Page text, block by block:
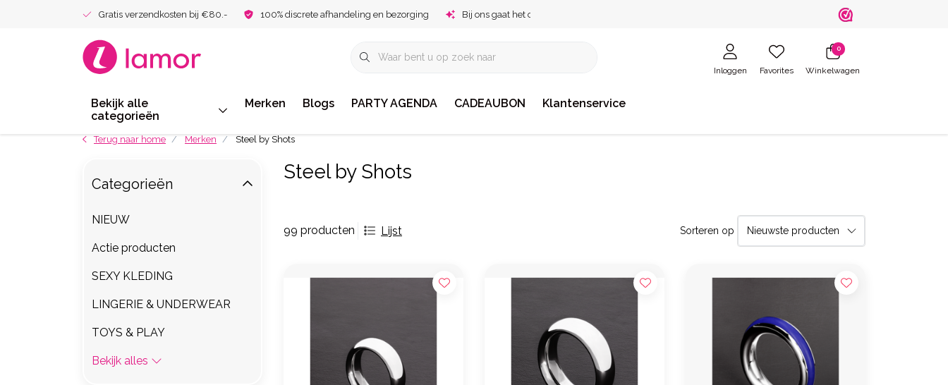
Gratis verzendkosten bij €80.- 100% discrete afhandeling en bezorging Bij ons gaat het om jou!
Inloggen Favorites
0
Winkelwagen
Bekijk alle
categorieën
Merken Blogs PARTY AGENDA CADEAUBON Klantenservice
Terug naar home Merken Steel by Shots
Steel by Shots
99 producten Lijst Sorteren op
Categorieën
NIEUW
Actie producten
SEXY KLEDING
LINGERIE & UNDERWEAR
TOYS & PLAY
Bekijk alles